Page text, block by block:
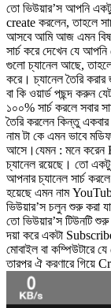
তো ভিউয়ার’স আপনি একটু
create করলেন, তাহলে
আসবে আমি আজ এমন
সার্চ করে দেখেন যে
গুলো চ্যানেল আছে,
করে। চ্যানেল তৈরি
বা কি ওয়ার্ড পছন্দ করুন
১০০% সার্চ করলে সবার
তৈরি করলেন কিন্তু
নাম টা কে এমন ভাবে
আসে।যেমন : মনে করেন
চ্যানেল রয়েছে। তো
আপনার চ্যানেল সার্চ
হয়েছে এমন নাম
ভিউয়ার’স চলুন শুরু করা
তো ভিউয়ার’স টিউনটি
দয়া করে একটা
মোবাইল বা কম্পিউটারে
তারপর ঐ করণারে গিয়ে